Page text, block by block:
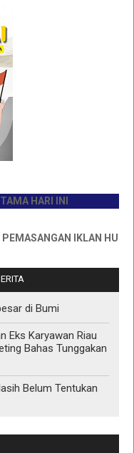
HARI INI
IKLAN HUB :
di Bumi
Eks Karyawan Riau
Bahas Tunggakan
Belum Tentukan